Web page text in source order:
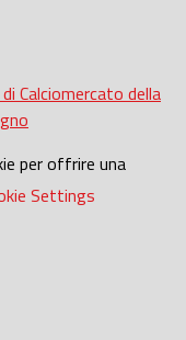
Calciomercato della
per offrire una
Settings